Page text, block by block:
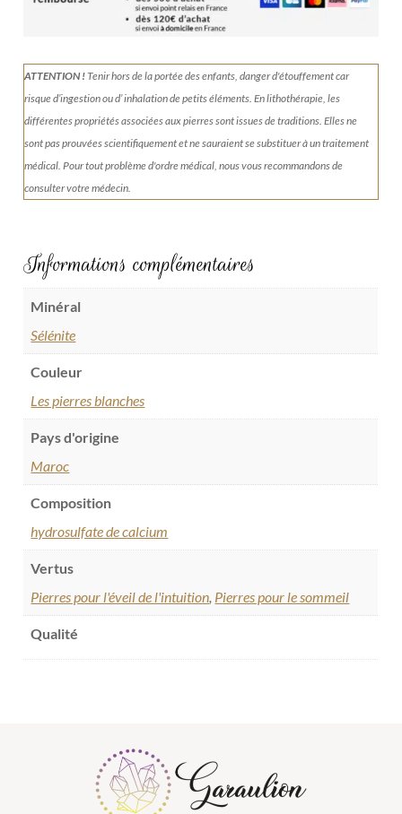
ATTENTION !Tenirhors de la portée des enfants, danger d'étouffement car
risque d’ingestion ou d’ inhalation de petits éléments.En lithothérapie, les
différentes propriétés associées aux pierres sont issues de traditions. Elles ne
sont pas prouvées scientifiquement et ne sauraient se substituer à un traitement
médical. Pour tout problème d'ordre médical, nous vous recommandons de
consulter votre médecin.
Informations complémentaires
Minéral
Sélénite
Couleur
Les pierres blanches
Pays d'origine
Maroc
Composition
hydrosulfate de calcium
Vertus
Pierres pour l'éveil de l'intuition Pierres pour le sommeil
Qualité